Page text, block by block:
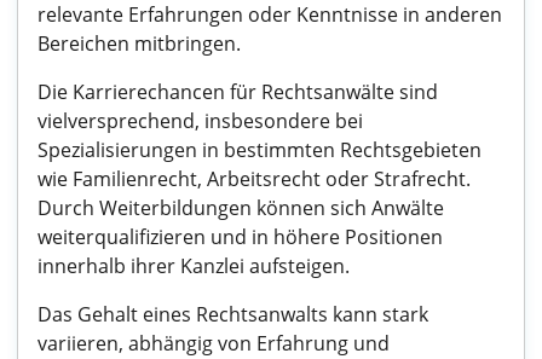
relevante Erfahrungen oder Kenntnisse in anderen
Bereichen mitbringen.
Die Karrierechancen für Rechtsanwälte sind
vielversprechend, insbesondere bei
Spezialisierungen in bestimmten Rechtsgebieten
wie Familienrecht, Arbeitsrecht oder Strafrecht.
Durch Weiterbildungen können sich Anwälte
weiterqualifizieren und in höhere Positionen
innerhalb ihrer Kanzlei aufsteigen.
Das Gehalt eines Rechtsanwalts kann stark
variieren, abhängig von Erfahrung und